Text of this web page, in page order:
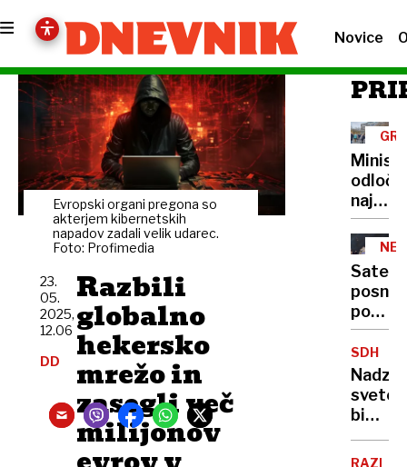
Novice
Evropski organi pregona so
akterjem kibernetskih
napadov zadali velik udarec.
Foto: Profimedia
Razbili
globalno
hekersko
mrežo in
zasegli več
milijonov
23.
05.
2025,
12.06
DD
naj
se
v
zvezi
s
za
Korejo
SDH
svete
bi
lahko
ukinili,